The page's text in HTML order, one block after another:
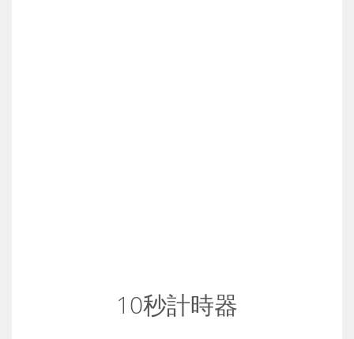
10秒計時器